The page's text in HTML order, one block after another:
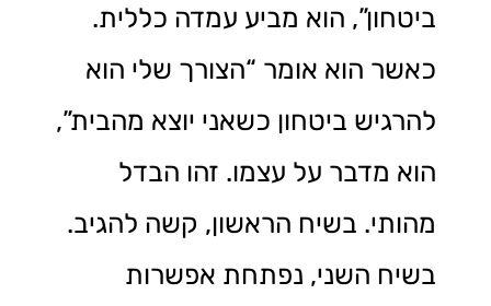
ביטחון”, הוא מביע עמדה כללית.
כאשר הוא אומר “הצורך שלי הוא
להרגיש ביטחון כשאני יוצא מהבית”,
הוא מדבר על עצמו. זהו הבדל
מהותי. בשיח הראשון, קשה להגיב.
בשיח השני, נפתחת אפשרות